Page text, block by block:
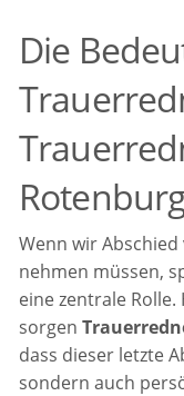
Die
Wenn wir
nehmen müssen,
eine zentrale
sorgen
dass dieser letzte
sondern auch